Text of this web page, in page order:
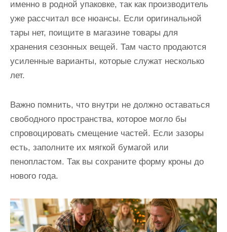
именно в родной упаковке, так как производитель
уже рассчитал все нюансы. Если оригинальной
тары нет, поищите в магазине товары для
хранения сезонных вещей. Там часто продаются
усиленные варианты, которые служат несколько
лет.
Важно помнить, что внутри не должно оставаться
свободного пространства, которое могло бы
спровоцировать смещение частей. Если зазоры
есть, заполните их мягкой бумагой или
пенопластом. Так вы сохраните форму кроны до
нового года.